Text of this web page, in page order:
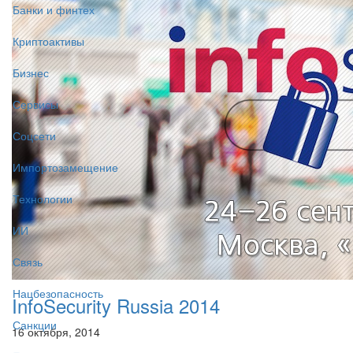
Банки и финтех
Криптоактивы
Бизнес
Сервисы
Соцсети
Импортозамещение
Технологии
ИИ
Связь
Нацбезопасность
Санкции
InfoSecurity Russia 2014
16 октября, 2014